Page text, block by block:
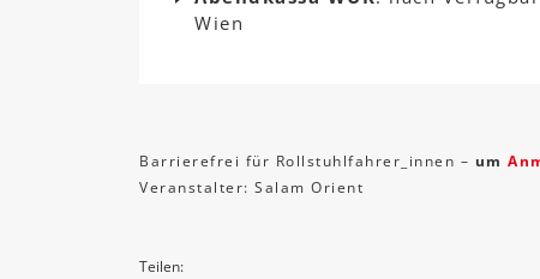
Wien
Barrierefrei für Rollstuhlfahrer_innen – um
Veranstalter: Salam Orient
Teilen: